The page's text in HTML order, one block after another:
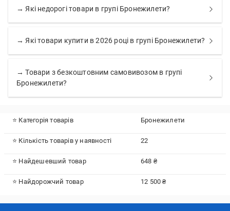
→ Які недорогі товари в групі Бронежилети?
→ Які товари купити в 2026 році в групі Бронежилети?
→ Товари з безкоштовним самовивозом в групі
Бронежилети?
⭐ Категорія товарів Бронежилети
⭐ Кількість товарів у наявності 22
⭐ Найдешевший товар 648 ₴
⭐ Найдорожчий товар 12 500 ₴